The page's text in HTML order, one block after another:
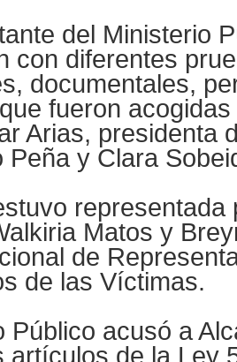
del Ministerio
con diferentes
documentales,
fueron
Arias, presidenta
Peña y Clara
representada
Matos y
de
de las Víctimas.
Público acusó a
artículos de la Ley